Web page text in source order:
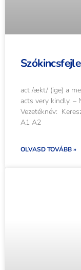
act /ækt/ (ige) a
acts very kindly. –
Vezetéknév:
A1 A2
OLVASD TOVÁBB »